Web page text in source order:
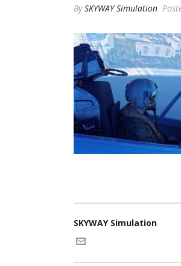
BySKYWAY Simulation
SKYWAY Simulation